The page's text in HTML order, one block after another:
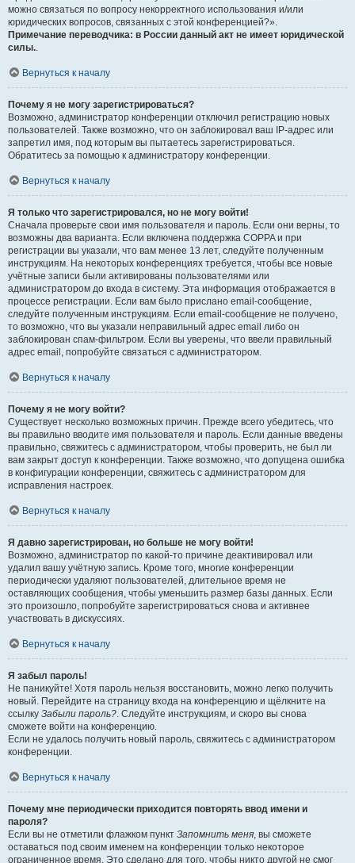
можно связаться по вопросу некорректного использования и/или
юридических вопросов, связанных с этой конференцией?».
Примечание переводчика: в России данный акт не имеет юридической
силы..
Вернуться к началу
Почему я не могу зарегистрироваться?
Возможно, администратор конференции отключил регистрацию новых
пользователей. Также возможно, что он заблокировал ваш IP-адрес или
запретил имя, под которым вы пытаетесь зарегистрироваться.
Обратитесь за помощью к администратору конференции.
Вернуться к началу
Я только что зарегистрировался, но не могу войти!
Сначала проверьте свои имя пользователя и пароль. Если они верны, то
возможны два варианта. Если включена поддержка COPPA и при
регистрации вы указали, что вам менее 13 лет, следуйте полученным
инструкциям. На некоторых конференциях требуется, чтобы все новые
учётные записи были активированы пользователями или
администратором до входа в систему. Эта информация отображается в
процессе регистрации. Если вам было прислано email-сообщение,
следуйте полученным инструкциям. Если email-сообщение не получено,
то возможно, что вы указали неправильный адрес email либо он
заблокирован спам-фильтром. Если вы уверены, что ввели правильный
адрес email, попробуйте связаться с администратором.
Вернуться к началу
Почему я не могу войти?
Существует несколько возможных причин. Прежде всего убедитесь, что
вы правильно вводите имя пользователя и пароль. Если данные введены
правильно, свяжитесь с администратором, чтобы проверить, не был ли
вам закрыт доступ к конференции. Также возможно, что допущена ошибка
в конфигурации конференции, свяжитесь с администратором для
исправления настроек.
Вернуться к началу
Я давно зарегистрирован, но больше не могу войти!
Возможно, администратор по какой-то причине деактивировал или
удалил вашу учётную запись. Кроме того, многие конференции
периодически удаляют пользователей, длительное время не
оставляющих сообщения, чтобы уменьшить размер базы данных. Если
это произошло, попробуйте зарегистрироваться снова и активнее
участвовать в дискуссиях.
Вернуться к началу
Я забыл пароль!
Не паникуйте! Хотя пароль нельзя восстановить, можно легко получить
новый. Перейдите на страницу входа на конференцию и щёлкните на
ссылку Забыли пароль?. Следуйте инструкциям, и скоро вы снова
сможете войти на конференцию.
Если не удалось получить новый пароль, свяжитесь с администратором
конференции.
Вернуться к началу
Почему мне периодически приходится повторять ввод имени и
пароля?
Если вы не отметили флажком пункт Запомнить меня, вы сможете
оставаться под своим именем на конференции только некоторое
ограниченное время. Это сделано для того, чтобы никто другой не смог